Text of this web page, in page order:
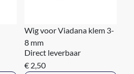
Wig voor Viadana klem 3-
8 mm
Direct leverbaar
€ 2,50